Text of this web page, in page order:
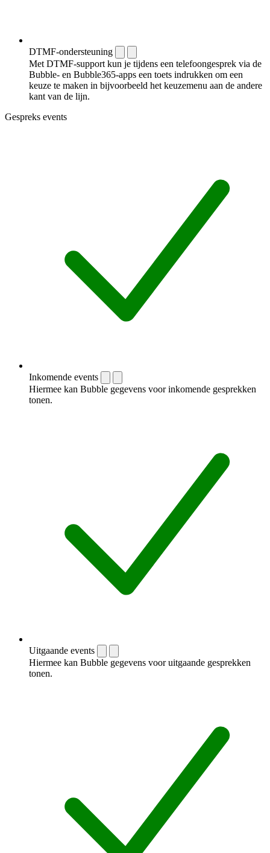
DTMF-ondersteuning
Met DTMF-support kun je tijdens een telefoongesprek via de
Bubble- en Bubble365-apps een toets indrukken om een
keuze te maken in bijvoorbeeld het keuzemenu aan de andere
kant van de lijn.
Gespreks events
Inkomende events
Hiermee kan Bubble gegevens voor inkomende gesprekken
tonen.
Uitgaande events
Hiermee kan Bubble gegevens voor uitgaande gesprekken
tonen.